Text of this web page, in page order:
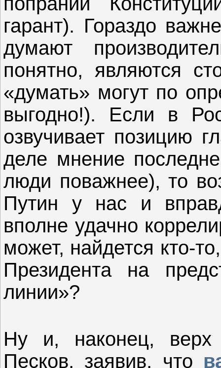
гарант). Гораздо
думают
понятно, являются
«думать» могут по
выгодно!). Если в
озвучивает позицию
деле мнение
люди поважнее), то
Путин у нас и
вполне удачно
может, найдется кто-
Президента на
линии»?
Ну и, наконец, верх
Песков, заявив, что